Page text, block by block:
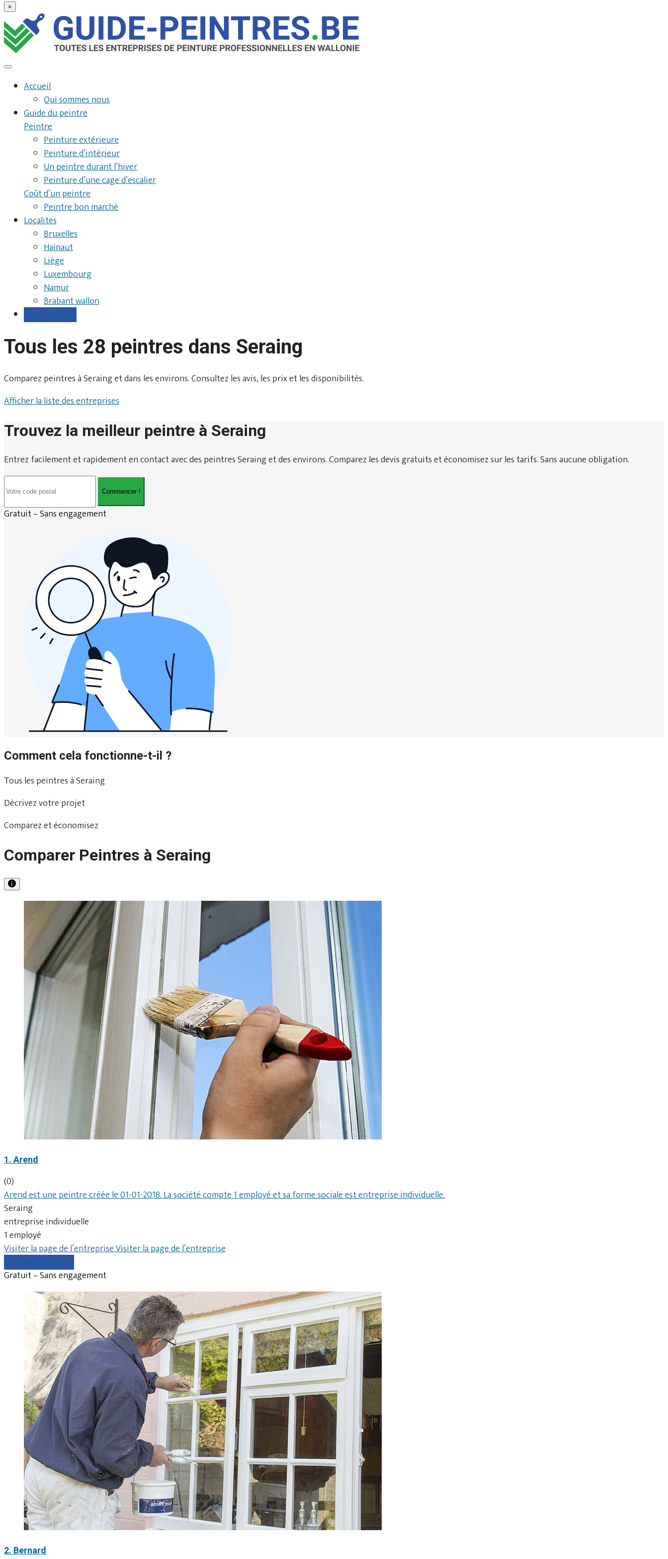
×
Accueil
Qui sommes nous
Guide du peintre
Peintre
Peinture extérieure
Peinture d’intérieur
Un peintre durant l’hiver
Peinture d’une cage d’escalier
Coût d’un peintre
Peintre bon marché
Localites
Bruxelles
Hainaut
Liège
Luxembourg
Namur
Brabant wallon
Devis gratuits
Tous les 28 peintres dans Seraing
Comparez peintres à Seraing et dans les environs. Consultez les avis, les prix et les disponibilités.
Afficher la liste des entreprises
Trouvez la meilleur peintre à Seraing
Entrez facilement et rapidement en contact avec des peintres Seraing et des environs. Comparez les devis gratuits et économisez sur les tarifs. Sans aucune obligation.
Commencer !
Gratuit – Sans engagement
Comment cela fonctionne-t-il ?
Tous les peintres à Seraing
Décrivez votre projet
Comparez et économisez
Comparer Peintres à Seraing
1. Arend
(0)
Arend est une peintre créée le 01-01-2018. La société compte 1 employé et sa forme sociale est entreprise individuelle.
Seraing
entreprise individuelle
1 employé
Visiter la page de l’entrepriseVisiter la page de l’entreprise
Comparer les devis
Gratuit – Sans engagement
2. Bernard